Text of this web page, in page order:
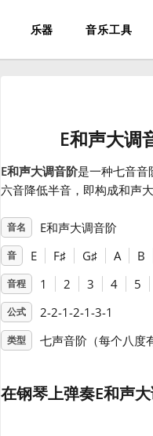
乐器 音乐工具
E和声大调
E和声大调音阶是一种七音音
六音降低半音，即构成和声大
音名 E和声大调音阶
音 E F♯ G♯ A B
音程 1 2 3 4 5
公式 2-2-1-2-1-3-1
类型 七声音阶（每个八度
在钢琴上弹奏E和声